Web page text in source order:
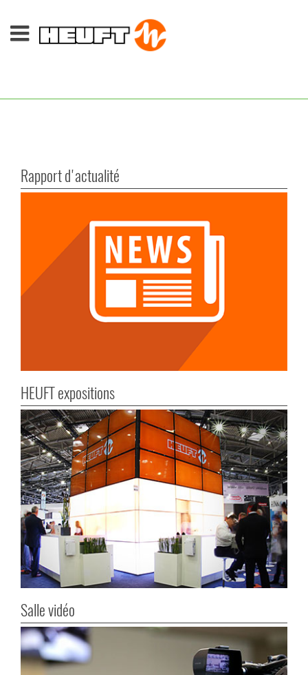
Rapport d'actualité
HEUFT expositions
Salle vidéo